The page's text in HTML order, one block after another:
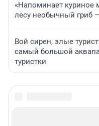
«Напоминает куриное
лесу необычный гриб
Вой сирен, злые
самый большой
туристки